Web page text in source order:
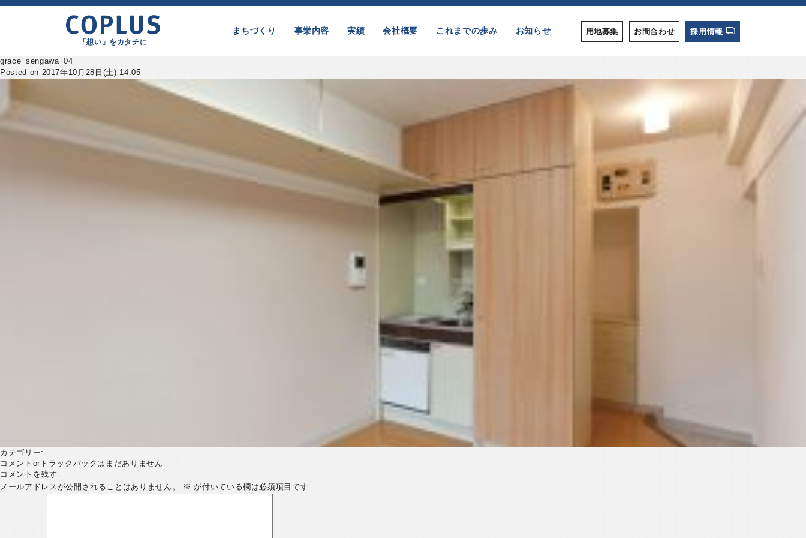
「想い」をカタチに
まちづくり 事業内容 実績 会社概要 これまでの歩み お知らせ 用地募集 お問合わせ 採用情報
grace_sengawa_04
Posted on 2017年10月28日(土) 14:05
カテゴリー:
コメントorトラックバックはまだありません
コメントを残す
メールアドレスが公開されることはありません。
※ が付いている欄は必須項目です